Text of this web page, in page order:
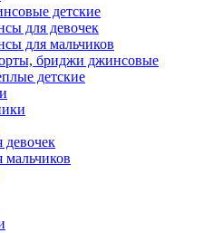
детские
для девочек
для мальчиков
бриджи джинсовые
детские
девочек
мальчиков